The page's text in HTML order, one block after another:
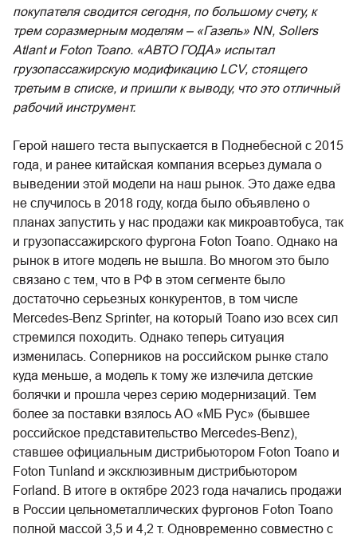
покупателя сводится сегодня, по большому счету, к
трем соразмерным моделям – «Газель» NN, Sollers
Atlant и Foton Toano. «АВТО ГОДА» испытал
грузопассажирскую модификацию LCV, стоящего
третьим в списке, и пришли к выводу, что это отличный
рабочий инструмент.
Герой нашего теста выпускается в Поднебесной с 2015
года, и ранее китайская компания всерьез думала о
выведении этой модели на наш рынок. Это даже едва
не случилось в 2018 году, когда было объявлено о
планах запустить у нас продажи как микроавтобуса, так
и грузопассажирского фургона Foton Toano. Однако на
рынок в итоге модель не вышла. Во многом это было
связано с тем, что в РФ в этом сегменте было
достаточно серьезных конкурентов, в том числе
Mercedes-Benz Sprinter, на который Toano изо всех сил
стремился походить. Однако теперь ситуация
изменилась. Соперников на российском рынке стало
куда меньше, а модель к тому же излечила детские
болячки и прошла через серию модернизаций. Тем
более за поставки взялось АО «МБ Рус» (бывшее
российское представительство Mercedes-Benz),
ставшее официальным дистрибьютором Foton Toano и
Foton Tunland и эксклюзивным дистрибьютором
Forland. В итоге в октябре 2023 года начались продажи
в России цельнометаллических фургонов Foton Toano
полной массой 3,5 и 4,2 т. Одновременно совместно с